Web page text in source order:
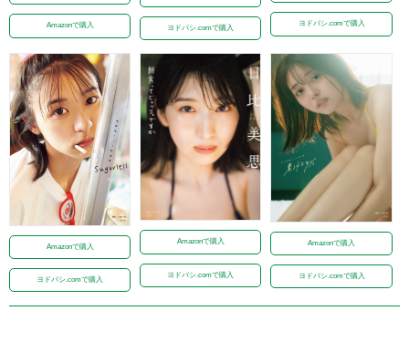
Amazonで購入 ヨドバシ.comで購入
ヨドバシ.comで購入
Amazonで購入
ヨドバシ.comで購入
Amazonで購入
ヨドバシ.comで購入
Amazonで購入
ヨドバシ.comで購入